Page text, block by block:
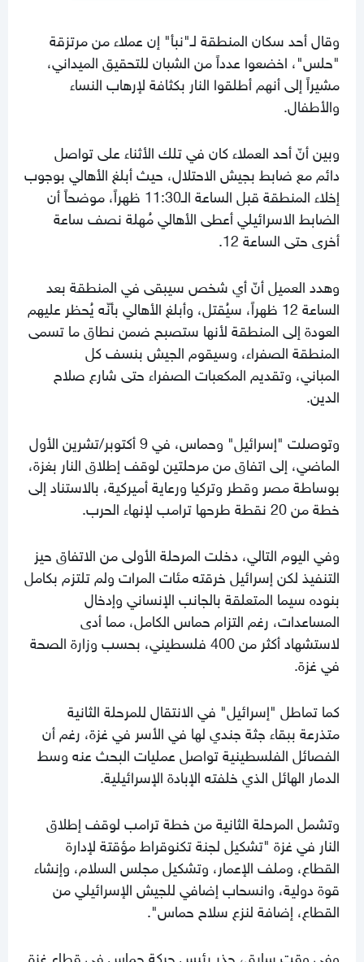
وقال أحد سكان المنطقة لـ"نبأ" إن عملاء من مرتزقة
"حلس"، اخضعوا عدداً من الشبان للتحقيق الميداني،
مشيراً إلى أنهم أطلقوا النار بكثافة لإرهاب النساء
والأطفال.
وبين أنّ أحد العملاء كان في تلك الأثناء على تواصل
دائم مع ضابط بجيش الاحتلال، حيث أبلغ الأهالي بوجوب
إخلاء المنطقة قبل الساعة الـ11:30 ظهراً، موضحاً أن
الضابط الاسرائيلي أعطى الأهالي مُهلة نصف ساعة
أخرى حتى الساعة 12.
وهدد العميل أنّ أي شخص سيبقى في المنطقة بعد
الساعة 12 ظهراً، سيُقتل، وأبلغ الأهالي بأنّه يُحظر عليهم
العودة إلى المنطقة لأنها ستصبح ضمن نطاق ما تسمى
المنطقة الصفراء، وسيقوم الجيش بنسف كل
المباني، وتقديم المكعبات الصفراء حتى شارع صلاح
الدين.
وتوصلت "إسرائيل" وحماس، في 9 أكتوبر/تشرين الأول
الماضي، إلى اتفاق من مرحلتين لوقف إطلاق النار بغزة،
بوساطة مصر وقطر وتركيا ورعاية أميركية، بالاستناد إلى
خطة من 20 نقطة طرحها ترامب لإنهاء الحرب.
وفي اليوم التالي، دخلت المرحلة الأولى من الاتفاق حيز
التنفيذ لكن إسرائيل خرقته مئات المرات ولم تلتزم بكامل
بنوده سيما المتعلقة بالجانب الإنساني وإدخال
المساعدات، رغم التزام حماس الكامل، مما أدى
لاستشهاد أكثر من 400 فلسطيني، بحسب وزارة الصحة
في غزة.
كما تماطل "إسرائيل" في الانتقال للمرحلة الثانية
متذرعة ببقاء جثة جندي لها في الأسر في غزة، رغم أن
الفصائل الفلسطينية تواصل عمليات البحث عنه وسط
الدمار الهائل الذي خلفته الإبادة الإسرائيلية.
وتشمل المرحلة الثانية من خطة ترامب لوقف إطلاق
النار في غزة "تشكيل لجنة تكنوقراط مؤقتة لإدارة
القطاع، وملف الإعمار، وتشكيل مجلس السلام، وإنشاء
قوة دولية، وانسحاب إضافي للجيش الإسرائيلي من
القطاع، إضافة لنزع سلاح حماس".
وفي وقت سابق، حذر رئيس حركة حماس في قطاع غزة